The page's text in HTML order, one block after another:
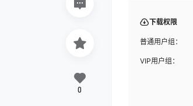
下载权限
普通用户组：
VIP用户组：
0